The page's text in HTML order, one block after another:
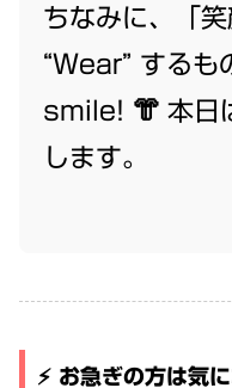
ちなみに、「
“Wear” する
smile! 👘 本日
します。
⚡ お急ぎの方は気